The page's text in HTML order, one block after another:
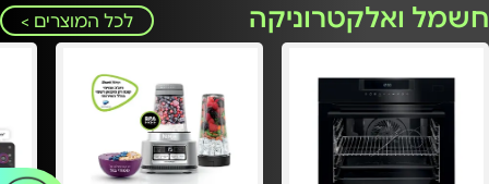
חשמל ואלקטרוניקה לכל המוצרים >